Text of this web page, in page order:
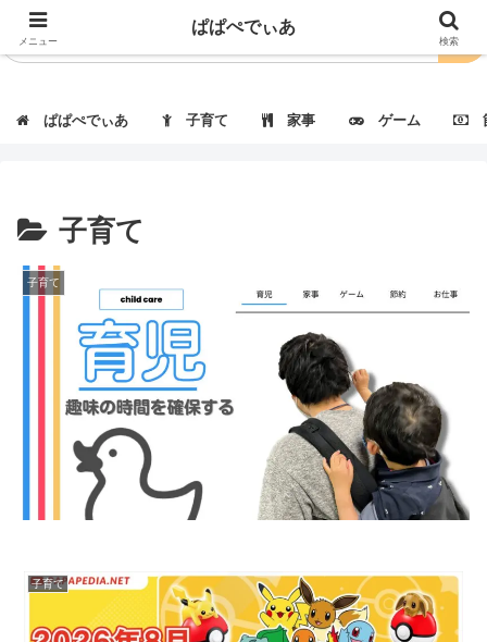
ぱぱぺでぃあ 子育て 家事 ゲーム
子育て
子育て
子育て
メニュー
ぱぱぺでぃあ
検索